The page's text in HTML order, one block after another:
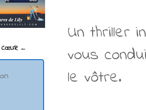
Un thriller
vous
le vôtre.
CŒUR ←